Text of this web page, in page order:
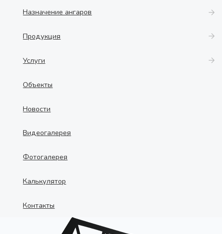
Назначение ангаров
Продукция
Услуги
Объекты
Новости
Видеогалерея
Фотогалерея
Калькулятор
Контакты